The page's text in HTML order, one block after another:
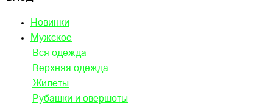
Новинки
Мужское
Вся одежда
Верхняя одежда
Жилеты
Рубашки и овершоты